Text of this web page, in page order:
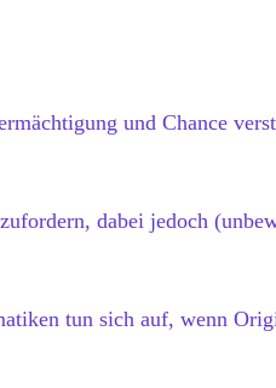
und Chance
dabei jedoch
tun sich auf, wenn